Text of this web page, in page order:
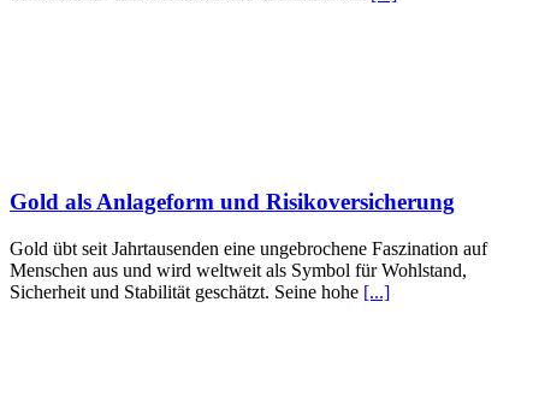
Gold als Anlageform und Risikoversicherung
Gold übt seit Jahrtausenden eine ungebrochene Faszination auf
Menschen aus und wird weltweit als Symbol für Wohlstand,
Sicherheit und Stabilität geschätzt. Seine hohe [...]